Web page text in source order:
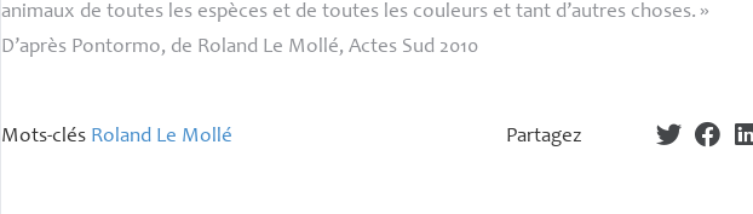
animaux de toutes les espèces et de toutes les couleurs et tant d’autres choses. »
D’après Pontormo, de Roland Le Mollé, Actes Sud 2010
Mots-clés Roland Le Mollé Partagez